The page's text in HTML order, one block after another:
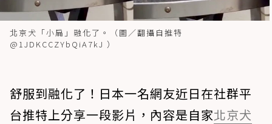
北京犬「小扁」融化了。（圖／翻攝自推特
@1JDKCCZYbQiA7kJ ）
舒服到融化了！日本一名網友近日在社群平
台推特上分享一段影片，內容是自家北京犬